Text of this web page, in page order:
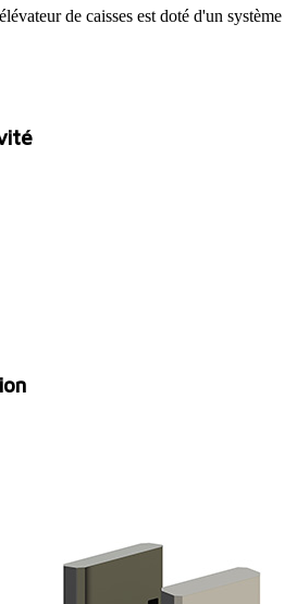
de caisses est doté d'un système